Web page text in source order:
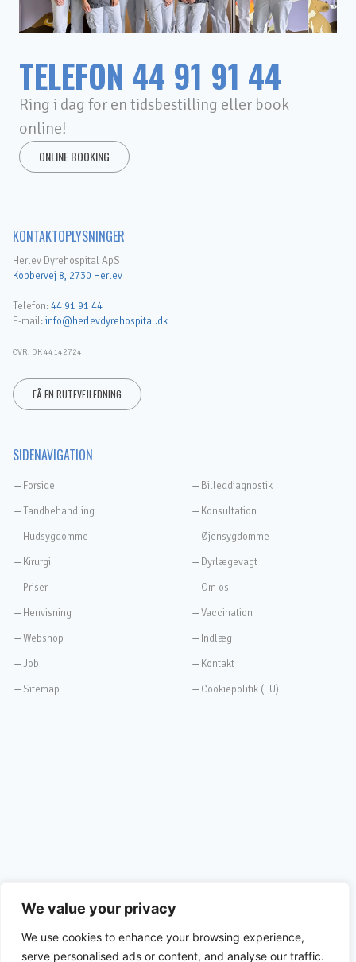
We value your privacy
We use cookies to enhance your browsing experience,
serve personalised ads or content, and analyse our traffic.
TELEFON 44 91 91 44
Ring i dag for en tidsbestilling eller book
online!
ONLINE BOOKING
KONTAKTOPLYSNINGER
Herlev Dyrehospital ApS
Kobbervej 8, 2730 Herlev
Telefon:44 91 91 44
E-mail:info@herlevdyrehospital.dk
CVR: DK 44142724
FÅ EN RUTEVEJLEDNING
SIDENAVIGATION
Forside
Tandbehandling
Hudsygdomme
Kirurgi
Priser
Henvisning
Webshop
Job
Sitemap
Billeddiagnostik
Konsultation
Øjensygdomme
Dyrlægevagt
Om os
Vaccination
Indlæg
Kontakt
Cookiepolitik (EU)